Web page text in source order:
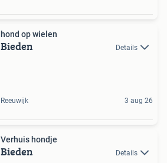
hond op wielen
Bieden Details
Reeuwijk 3 aug 26
Verhuis hondje
Bieden Details